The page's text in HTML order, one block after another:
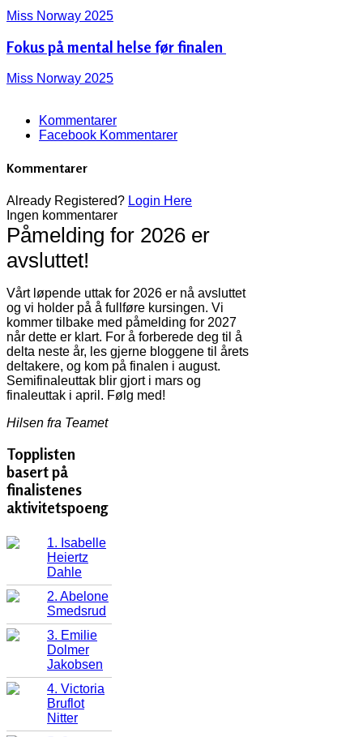
Miss Norway 2025
Fokus på mental helse før finalen ‍️
Miss Norway 2025
Kommentarer
Facebook Kommentarer
Kommentarer
Already Registered? Login Here
Ingen kommentarer
Påmelding for 2026 er
avsluttet!
Vårt løpende uttak for 2026 er nå avsluttet
og vi holder på å fullføre kursingen. Vi
kommer tilbake med påmelding for 2027
når dette er klart. For å forberede deg til å
delta neste år, les gjerne bloggene til årets
deltakere, og kom på finalen i august.
Semifinaleuttak blir gjort i mars og
finaleuttak i april. Følg med!
Hilsen fra Teamet
Topplisten
basert på
finalistenes
aktivitetspoeng
1. Isabelle
Heiertz
Dahle
2. Abelone
Smedsrud
3. Emilie
Dolmer
Jakobsen
4. Victoria
Bruflot
Nitter